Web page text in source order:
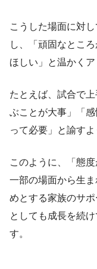
こうした場面に対
し、「頑固なとこ
ほしい」と温かくア
たとえば、試合で
ぶことが大事」「
って必要」と諭すよ
このように、「態
一部の場面から生
めとする家族のサ
としても成長を続
す。